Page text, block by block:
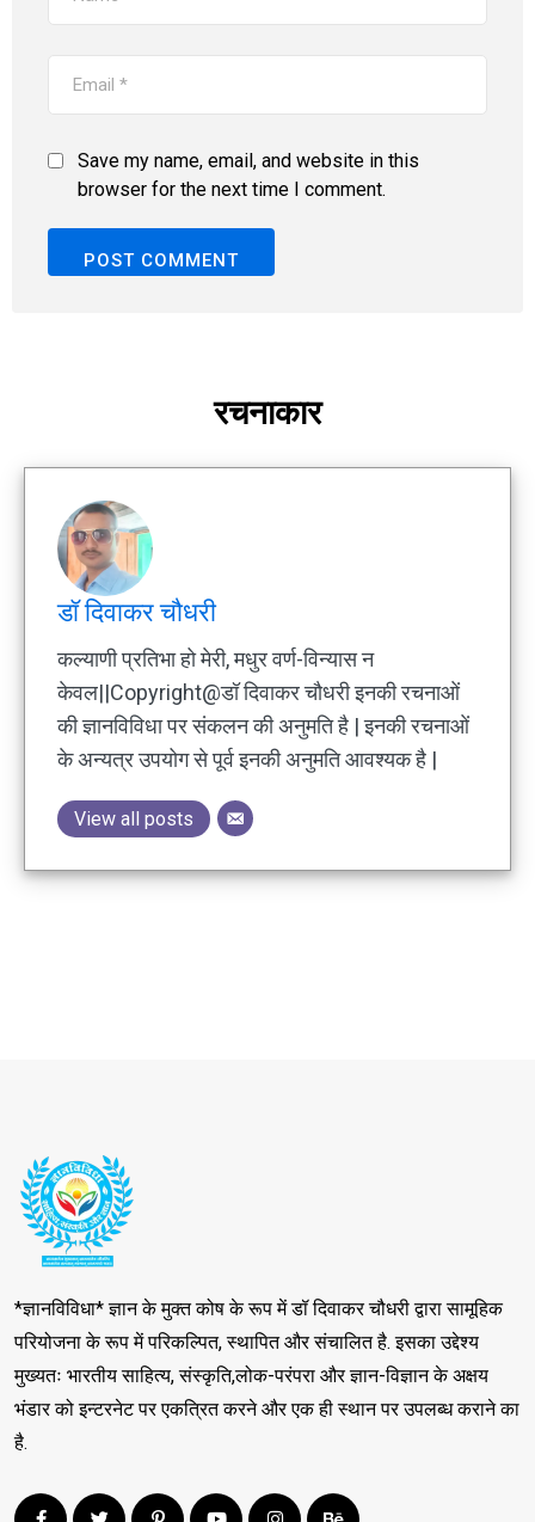
Save my name, email, and website in this
browser for the next time I comment.
रचनाकार
डॉ दिवाकर चौधरी
कल्याणी प्रतिभा हो मेरी, मधुर वर्ण-विन्यास न
केवल||Copyright@डॉ दिवाकर चौधरी इनकी रचनाओं
की ज्ञानविविधा पर संकलन की अनुमति है | इनकी रचनाओं
के अन्यत्र उपयोग से पूर्व इनकी अनुमति आवश्यक है |
View all posts
*ज्ञानविविधा* ज्ञान के मुक्त कोष के रूप में डॉ दिवाकर चौधरी द्वारा सामूहिक
परियोजना के रूप में परिकल्पित, स्थापित और संचालित है. इसका उद्देश्य
मुख्यतः भारतीय साहित्य, संस्कृति,लोक-परंपरा और ज्ञान-विज्ञान के अक्षय
भंडार को इन्टरनेट पर एकत्रित करने और एक ही स्थान पर उपलब्ध कराने का
है.